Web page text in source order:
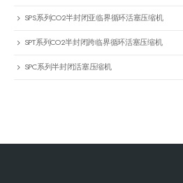
SPS系列CO2半封闭亚临界循环活塞压缩机
SPT系列CO2半封闭跨临界循环活塞压缩机
SPC系列半封闭活塞压缩机